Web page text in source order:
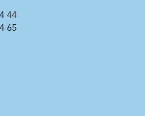
44
65